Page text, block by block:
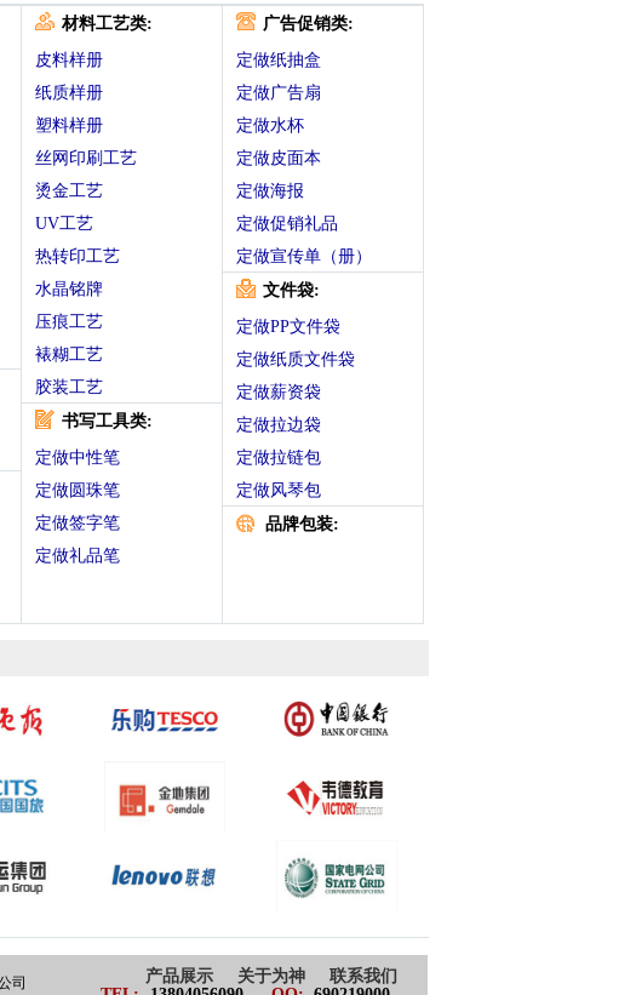
材料工艺类:
皮料样册
纸质样册
塑料样册
丝网印刷工艺
烫金工艺
UV工艺
热转印工艺
水晶铭牌
压痕工艺
裱糊工艺
胶装工艺
书写工具类:
定做中性笔
定做圆珠笔
定做签字笔
定做礼品笔
广告促销类:
定做纸抽盒
定做广告扇
定做水杯
定做皮面本
定做海报
定做促销礼品
定做宣传单（册）
文件袋:
定做PP文件袋
定做纸质文件袋
定做薪资袋
定做拉边袋
定做拉链包
定做风琴包
品牌包装:
司 产品展示 关于为神
联系我们